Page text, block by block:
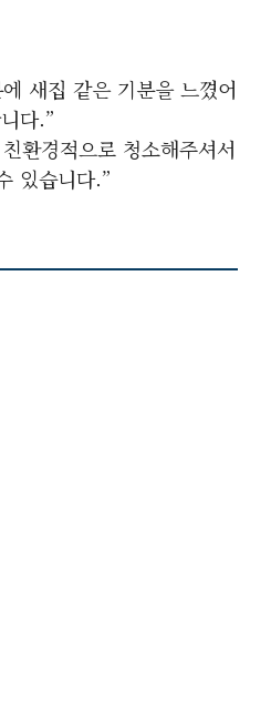
새집 같은 기분을 느꼈어
다.”
환경적으로 청소해주셔서
있습니다.”